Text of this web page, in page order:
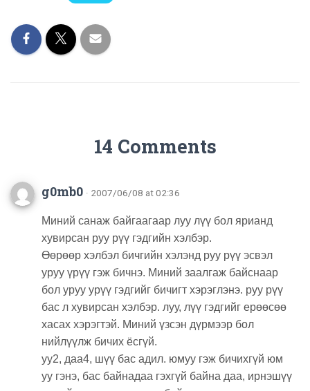
14 Comments
g0mb0 · 2007/06/08 at 02:36
Миний санаж байгаагаар луу лүү бол ярианд
хувирсан руу рүү гэдгийн хэлбэр.
Өөрөөр хэлбэл бичгийн хэлэнд руу рүү эсвэл
уруу үрүү гэж бичнэ. Миний заалгаж байснаар
бол уруу урүү гэдгийг бичигт хэрэглэнэ. руу рүү
бас л хувирсан хэлбэр. луу, лүү гэдгийг ерөөсөө
хасах хэрэгтэй. Миний үзсэн дүрмээр бол
нийлүүлж бичих ёсгүй.
уу2, даа4, шүү бас адил. юмуу гэж бичихгүй юм
уу гэнэ, бас байнадаа гэхгүй байна даа, ирнэшүү